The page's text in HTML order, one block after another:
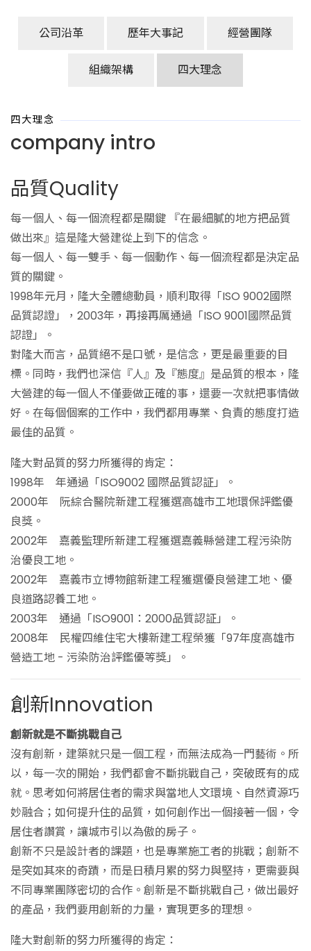
公司沿革 歷年大事記 經營團隊
組織架構 四大理念
四大理念
company intro
品質Quality
每一個人、每一個流程都是關鍵 『在最細膩的地方把品質
做出來』這是隆大營建從上到下的信念。
每一個人、每一雙手、每一個動作、每一個流程都是決定品
質的關鍵。
1998年元月，隆大全體總動員，順利取得「ISO 9002國際
品質認證」，2003年，再接再厲通過「ISO 9001國際品質
認證」。
對隆大而言，品質絕不是口號，是信念，更是最重要的目
標。同時，我們也深信『人』及『態度』是品質的根本，隆
大營建的每一個人不僅要做正確的事，還要一次就把事情做
好。在每個個案的工作中，我們都用專業、負責的態度打造
最佳的品質。
隆大對品質的努力所獲得的肯定：
1998年 年通過「ISO9002 國際品質認証」。
2000年 阮綜合醫院新建工程獲選高雄市工地環保評鑑優
良獎。
2002年 嘉義監理所新建工程獲選嘉義縣營建工程污染防
治優良工地。
2002年 嘉義市立博物館新建工程獲選優良營建工地、優
良道路認養工地。
2003年 通過「ISO9001：2000品質認証」。
2008年 民權四維住宅大樓新建工程榮獲「97年度高雄市
營造工地 - 污染防治評鑑優等獎」。
創新Innovation
創新就是不斷挑戰自己
沒有創新，建築就只是一個工程，而無法成為一門藝術。所
以，每一次的開始，我們都會不斷挑戰自己，突破既有的成
就。思考如何將居住者的需求與當地人文環境、自然資源巧
妙融合；如何提升住的品質，如何創作出一個接著一個，令
居住者讚賞，讓城市引以為傲的房子。
創新不只是設計者的課題，也是專業施工者的挑戰；創新不
是突如其來的奇蹟，而是日積月累的努力與堅持，更需要與
不同專業團隊密切的合作。創新是不斷挑戰自己，做出最好
的產品，我們要用創新的力量，實現更多的理想。
隆大對創新的努力所獲得的肯定：